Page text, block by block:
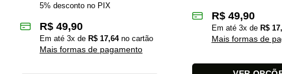
5% desconto no PIX
R$ 49,90
Em até 3x de R$ 17,64no cartão
Mais formas de pagamento
R$49,90
Em até 3x de R$
Mais formas de